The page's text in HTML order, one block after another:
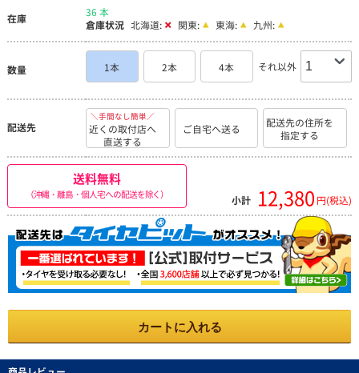
在庫
36 本
倉庫状況 北海道: 関東: 東海: 九州:
数量 1本 2本 4本 それ以外
配送先
＼手間なし簡単／
近くの取付店へ
直送する
ご自宅へ送る
配送先の住所を
指定する
送料無料
（沖縄・離島・個人宅への配送を除く） 小計 12,380 円(税込)
カートに入れる